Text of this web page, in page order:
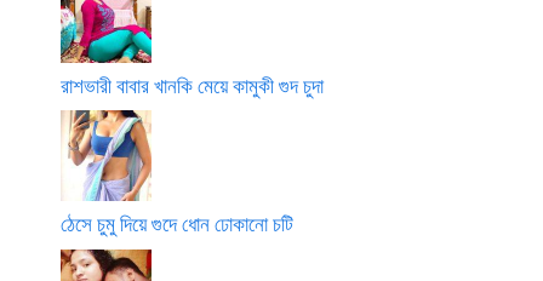
রাশভারী বাবার খানকি মেয়ে কামুকী গুদ চুদা
ঠেসে চুমু দিয়ে গুদে ধোন ঢোকানো চটি